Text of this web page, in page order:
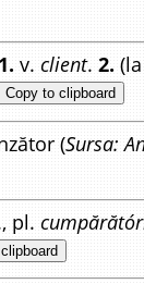
1. v.client.2.
Copy to clipboard
(Sursa:
pl.